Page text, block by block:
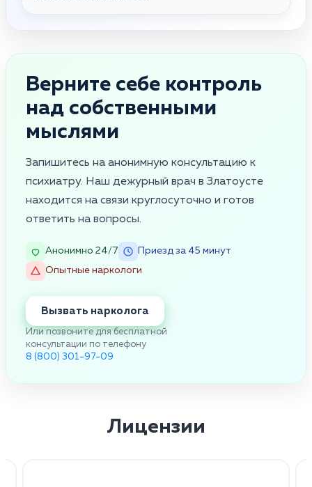
Верните себе контроль
над собственными
мыслями
Запишитесь на анонимную консультацию к
психиатру. Наш дежурный врач в Златоусте
находится на связи круглосуточно и готов
ответить на вопросы.
Анонимно 24/7
Приезд за 45 минут
Опытные наркологи
Вызвать нарколога
Или позвоните для бесплатной
консультации по телефону
8 (800) 301-97-09
Лицензии